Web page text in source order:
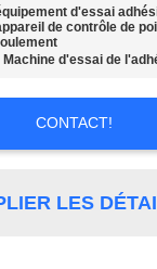
d'essai
de contrôle de
Machine d'essai de
CONTACT!
LES